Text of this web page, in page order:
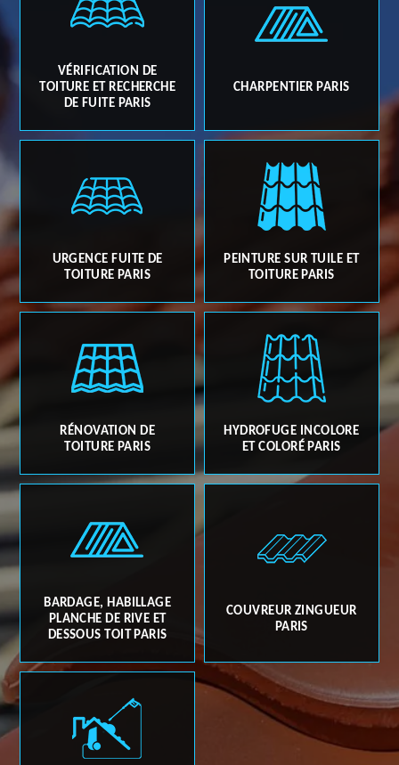
VÉRIFICATION DE
TOITURE ET RECHERCHE
DE FUITE PARIS
CHARPENTIER PARIS
URGENCE FUITE DE
TOITURE PARIS
PEINTURE SUR TUILE ET
TOITURE PARIS
RÉNOVATION DE
TOITURE PARIS
HYDROFUGE INCOLORE
ET COLORÉ PARIS
BARDAGE, HABILLAGE
PLANCHE DE RIVE ET
DESSOUS TOIT PARIS
COUVREUR ZINGUEUR
PARIS